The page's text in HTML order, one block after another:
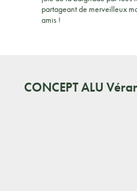
partageant de merveilleux
amis !
CONCEPT ALU